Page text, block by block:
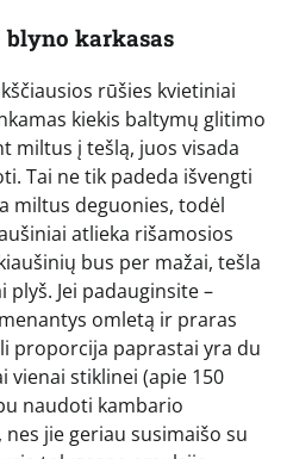
karkasas
rūšies kvietiniai
kiekis baltymų glitimo
miltus į tešlą, juos visada
Tai ne tik padeda išvengti
miltus deguonies, todėl
atlieka rišamosios
bus per mažai, tešla
Jei padauginsite –
omletą ir praras
proporcija paprastai yra du
vienai stiklinei (apie 150
naudoti kambario
jie geriau susimaišo su